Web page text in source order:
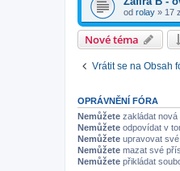
od rolay » 17
Nové téma
Vrátit se na Obsah
OPRÁVNĚNÍ FÓRA
Nemůžete zakládat nová
Nemůžete odpovídat v
Nemůžete upravovat
Nemůžete mazat své
Nemůžete přikládat